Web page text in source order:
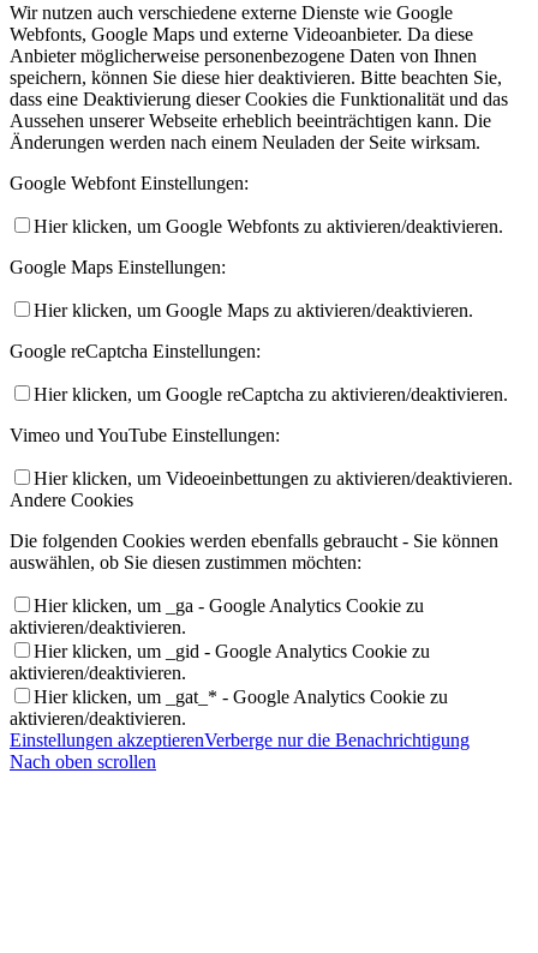
Wir nutzen auch verschiedene externe Dienste wie Google
Webfonts, Google Maps und externe Videoanbieter. Da diese
Anbieter möglicherweise personenbezogene Daten von Ihnen
speichern, können Sie diese hier deaktivieren. Bitte beachten Sie,
dass eine Deaktivierung dieser Cookies die Funktionalität und das
Aussehen unserer Webseite erheblich beeinträchtigen kann. Die
Änderungen werden nach einem Neuladen der Seite wirksam.
Google Webfont Einstellungen:
Hier klicken, um Google Webfonts zu aktivieren/deaktivieren.
Google Maps Einstellungen:
Hier klicken, um Google Maps zu aktivieren/deaktivieren.
Google reCaptcha Einstellungen:
Hier klicken, um Google reCaptcha zu aktivieren/deaktivieren.
Vimeo und YouTube Einstellungen:
Hier klicken, um Videoeinbettungen zu aktivieren/deaktivieren.
Andere Cookies
Die folgenden Cookies werden ebenfalls gebraucht - Sie können
auswählen, ob Sie diesen zustimmen möchten:
Hier klicken, um _ga - Google Analytics Cookie zu
aktivieren/deaktivieren.
Hier klicken, um _gid - Google Analytics Cookie zu
aktivieren/deaktivieren.
Hier klicken, um _gat_* - Google Analytics Cookie zu
aktivieren/deaktivieren.
Einstellungen akzeptierenVerberge nur die Benachrichtigung
Nach oben scrollen